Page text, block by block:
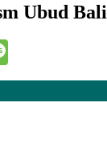
Ubud Bali